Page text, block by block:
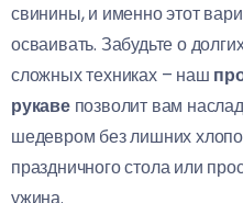
свинины, и именно этот
осваивать. Забудьте о
сложных техниках – наш
рукавепозволит вам
шедевром без лишних
праздничного стола или